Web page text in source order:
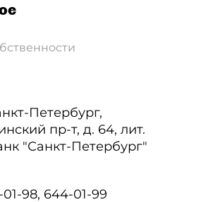
Петербург,
пр-т, д. 64, лит.
"Санкт-Петербург"
01-98, 644-01-99